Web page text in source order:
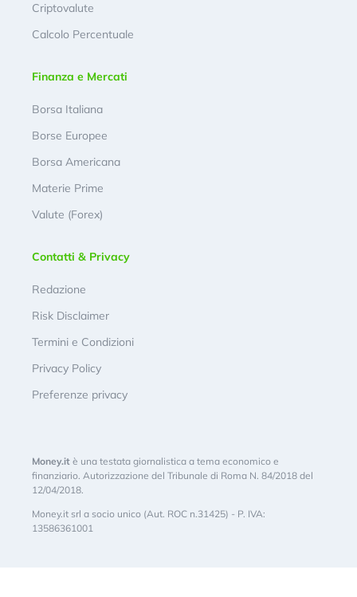
Criptovalute
Calcolo Percentuale
Finanza e Mercati
Borsa Italiana
Borse Europee
Borsa Americana
Materie Prime
Valute (Forex)
Contatti & Privacy
Redazione
Risk Disclaimer
Termini e Condizioni
Privacy Policy
Preferenze privacy
Money.it è una testata giornalistica a tema economico e
finanziario. Autorizzazione del Tribunale di Roma N. 84/2018 del
12/04/2018.
Money.it srl a socio unico (Aut. ROC n.31425) - P. IVA:
13586361001